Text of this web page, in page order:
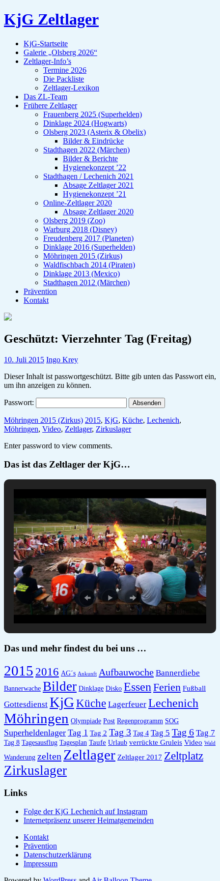
KjG Zeltlager
KjG-Startseite
Galerie „Olsberg 2026“
Zeltlager-Info’s
Termine 2026
Die Packliste
Zeltlager-Lexikon
Das ZL-Team
Frühere Zeltlager
Frauenberg 2025 (Superhelden)
Dinklage 2024 (Hogwarts)
Olsberg 2023 (Asterix & Obelix)
Bilder & Eindrücke
Stadthagen 2022 (Märchen)
Bilder & Berichte
Hygienekonzept ’22
Stadthagen / Lechenich 2021
Absage Zeltlager 2021
Hygienekonzept ’21
Online-Zeltlager 2020
Absage Zeltlager 2020
Olsberg 2019 (Zoo)
Warburg 2018 (Disney)
Freudenberg 2017 (Planeten)
Dinklage 2016 (Superhelden)
Möhringen 2015 (Zirkus)
Waldfischbach 2014 (Piraten)
Dinklage 2013 (Mexico)
Stadthagen 2012 (Märchen)
Prävention
Kontakt
Geschützt: Vierzehnter Tag (Freitag)
10. Juli 2015 Ingo Krey
Dieser Inhalt ist passwortgeschützt. Bitte gib unten das Passwort ein,
um ihn anzeigen zu können.
Passwort:
Möhringen 2015 (Zirkus) 2015, KjG, Küche, Lechenich,
Möhringen, Video, Zeltlager, Zirkuslager
Enter password to view comments.
Das ist das Zeltlager der KjG…
Das und mehr findest du bei uns …
2015 2016 AG´s Ankunft Aufbauwoche Bannerdiebe
Bannerwache Bilder Dinklage Disko Essen Ferien Fußball
Gottesdienst KjG Küche Lagerfeuer Lechenich
Möhringen Olympiade Post Regenprogramm SOG
Superheldenlager Tag 1 Tag 2 Tag 3 Tag 4 Tag 5 Tag 6 Tag 7
Tag 8 Tagesausflug Tagesplan Taufe Urlaub verrückte Gruleis Video Wald
Wanderung zelten Zeltlager Zeltlager 2017 Zeltplatz
Zirkuslager
Links
Folge der KjG Lechenich auf Instagram
Internetpräsenz unserer Heimatgemeinden
Kontakt
Prävention
Datenschutzerklärung
Impressum